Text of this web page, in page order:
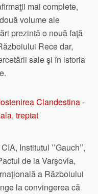
mai complete,
volume ale
prezintă o nouă faţă
Rece dar,
sale şi în istoria
Institutul ’’Gauch’’,
de la Varşovia,
a Războiului
la convingerea că